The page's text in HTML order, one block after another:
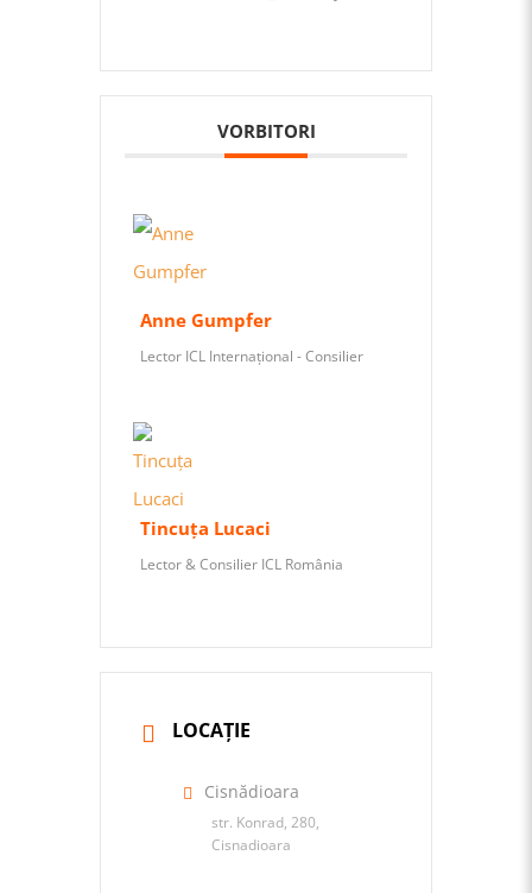
VORBITORI
Anne Gumpfer
Lector ICL Internațional - Consilier
Tincuța Lucaci
Lector & Consilier ICL România
LOCAȚIE
Cisnădioara
str. Konrad, 280,
Cisnadioara